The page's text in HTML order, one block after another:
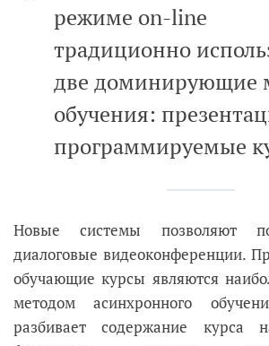
режиме on-line
традиционно
две доминирующие
обучения:
программируемые
Новые системы позволяют
диалоговые видеоконференции.
обучающие курсы являются
методом асинхронного
разбивает содержание курса